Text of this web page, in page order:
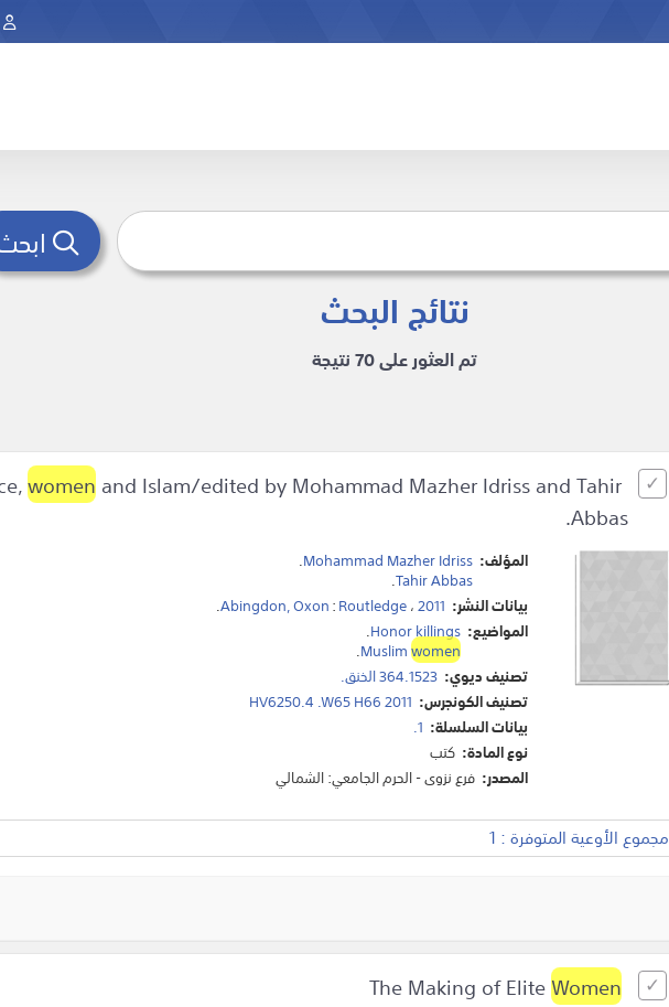
نتائج البحث
تم العثور على 70 نتيجة
Honour, violence,
womenand Islam/edited by Mohammad Mazher Idriss and Tahir
Abbas.
المؤلف: Mohammad Mazher Idriss
.
Tahir Abbas
.
بيانات النشر:
Abingdon, Oxon:Routledge،2011
.
المواضيع: Honor killings
.
Muslimwomen
.
تصنيف ديوي: 364.1523 الخنق.
تصنيف الكونجرس: HV6250.4 .W65 H66 2011
بيانات السلسلة: 1.
نوع المادة: كتب
المصدر: فرع نزوى - الحرم الجامعي: الشمالي
مجموع الأوعية المتوفرة : 1
The Making of Elite
Women